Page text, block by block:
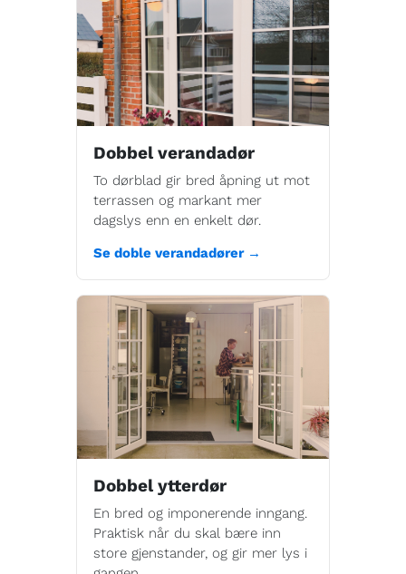
Dobbel verandadør
To dørblad gir bred åpning ut mot
terrassen og markant mer
dagslys enn en enkelt dør.
Se doble verandadører →
Dobbel ytterdør
En bred og imponerende inngang.
Praktisk når du skal bære inn
store gjenstander, og gir mer lys i